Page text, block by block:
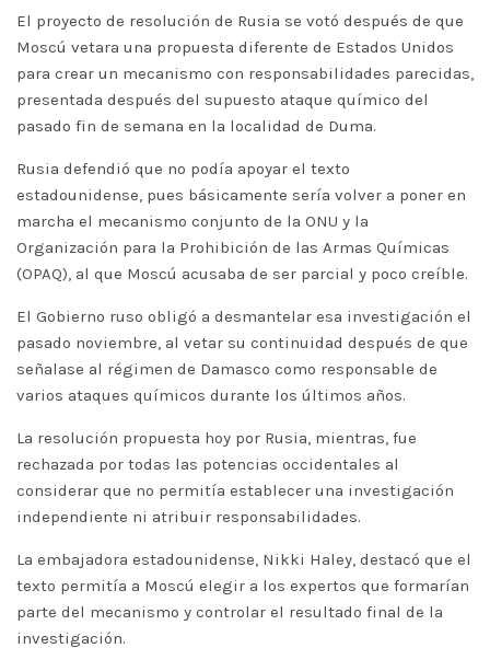
El proyecto de resolución de Rusia se votó después de que
Moscú vetara una propuesta diferente de Estados Unidos
para crear un mecanismo con responsabilidades parecidas,
presentada después del supuesto ataque químico del
pasado fin de semana en la localidad de Duma.
Rusia defendió que no podía apoyar el texto
estadounidense, pues básicamente sería volver a poner en
marcha el mecanismo conjunto de la ONU y la
Organización para la Prohibición de las Armas Químicas
(OPAQ), al que Moscú acusaba de ser parcial y poco creíble.
El Gobierno ruso obligó a desmantelar esa investigación el
pasado noviembre, al vetar su continuidad después de que
señalase al régimen de Damasco como responsable de
varios ataques químicos durante los últimos años.
La resolución propuesta hoy por Rusia, mientras, fue
rechazada por todas las potencias occidentales al
considerar que no permitía establecer una investigación
independiente ni atribuir responsabilidades.
La embajadora estadounidense, Nikki Haley, destacó que el
texto permitía a Moscú elegir a los expertos que formarían
parte del mecanismo y controlar el resultado final de la
investigación.